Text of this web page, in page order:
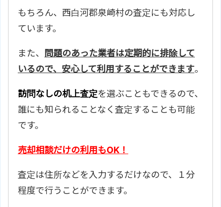
もちろん、 西白河郡泉崎村の査定にも対応し
ています。
また、
問題のあった業者は定期的に排除して
いるので、安心して利用することができます。
訪問なしの机上査定を選ぶこともできるので、
誰にも知られることなく査定することも可能
です。
売却相談だけの利用もOK！
査定は住所などを入力するだけなので、１分
程度で行うことができます。